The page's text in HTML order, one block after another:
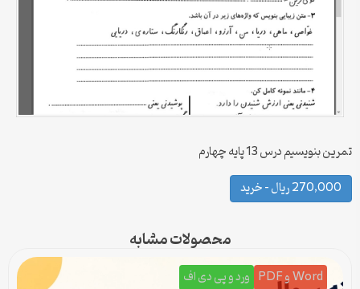
تمرین بنویسیم درس 13 پایه چهارم
270,000 ریال – خرید
محصولات مشابه
Word و PDF ورد و پی دی اف